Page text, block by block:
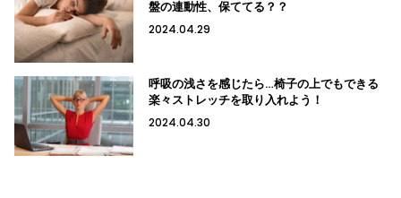
盤の連動性、保ててる？？
2024.04.29
呼吸の浅さを感じたら…椅子の上でもできる
楽々ストレッチを取り入れよう！
2024.04.30